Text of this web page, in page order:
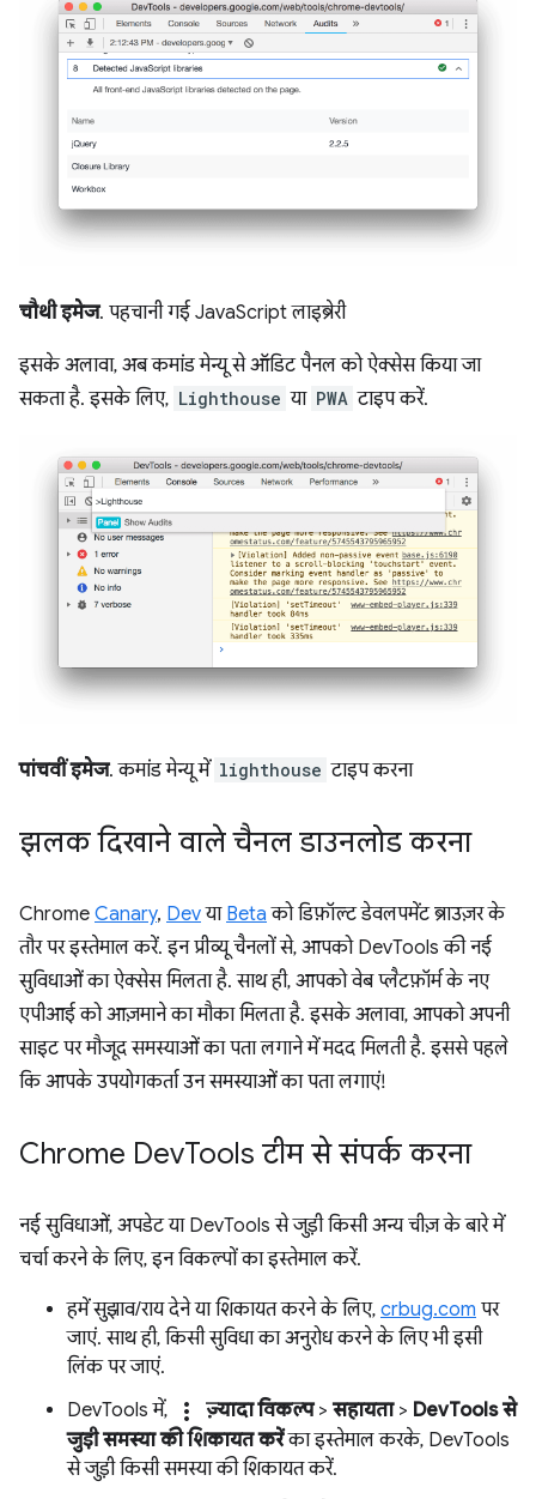
चौथी इमेज. पहचानी गई JavaScript लाइब्रेरी
इसके अलावा, अब कमांड मेन्यू से ऑडिट पैनल को ऐक्सेस किया जा
सकता है. इसके लिए, Lighthouse या PWA टाइप करें.
पांचवीं इमेज. कमांड मेन्यू में lighthouse टाइप करना
झलक दिखाने वाले चैनल डाउनलोड करना
Chrome Canary, Devया Beta को डिफ़ॉल्ट डेवलपमेंट ब्राउज़र के
तौर पर इस्तेमाल करें. इन प्रीव्यू चैनलों से, आपको DevTools की नई
सुविधाओं का ऐक्सेस मिलता है. साथ ही, आपको वेब प्लैटफ़ॉर्म के नए
एपीआई को आज़माने का मौका मिलता है. इसके अलावा, आपको अपनी
साइट पर मौजूद समस्याओं का पता लगाने में मदद मिलती है. इससे पहले
कि आपके उपयोगकर्ता उन समस्याओं का पता लगाएं!
Chrome DevTools टीम से संपर्क करना
नई सुविधाओं, अपडेट या DevTools से जुड़ी किसी अन्य चीज़ के बारे में
चर्चा करने के लिए, इन विकल्पों का इस्तेमाल करें.
हमें सुझाव/राय देने या शिकायत करने के लिए, crbug.com पर
जाएं. साथ ही, किसी सुविधा का अनुरोध करने के लिए भी इसी
लिंक पर जाएं.
DevTools में,
more_vert ज़्यादा विकल्प> सहायता> DevTools से
जुड़ी समस्या की शिकायत करेंका इस्तेमाल करके, DevTools
से जुड़ी किसी समस्या की शिकायत करें.